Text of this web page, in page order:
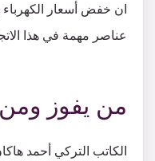
ان خفض أسعار الكهرباء
عناصر مهمة في هذا
من يفوز
الكاتب التركي أحمد